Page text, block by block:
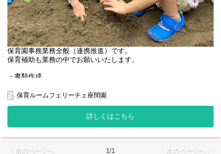
保育園事務業務全般（連携推進）です。
保育補助も業務の中でお願いいたします。
・書類作成
・保護者対応
・保育補助 他
園名 ：保育ルームフェリーチェ座間Ⅱ園
業態 ：企業主導型保育園
保育ルームフェリーチェ座間園
詳しくはこちら
〈 前のページへ 1/1 次のページへ 〉